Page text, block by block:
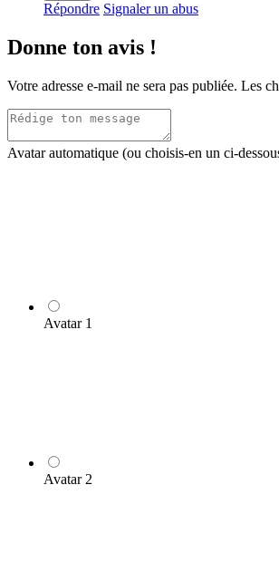
Répondre Signaler un abus
Donne ton avis !
Votre adresse e-mail ne sera pas publiée. Les
Avatar automatique (ou choisis-en un ci-
Avatar 1
Avatar 2